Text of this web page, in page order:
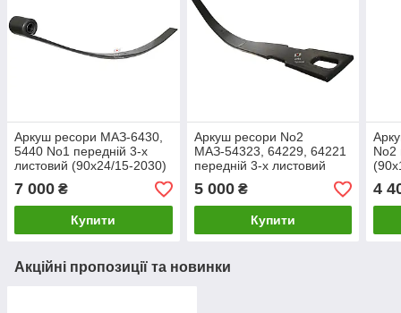
Аркуш ресори МАЗ-6430,
5440 No1 передній 3-х
листовий (90х24/15-2030)
(пр.о КАМАХ)
7 000 ₴
Купити
Аркуш ресори No2
МАЗ-54323, 64229, 64221
передній 3-х листовий
(90х23/11,9-2090) (пр-ово
КАМАХ)
5 000₴
Купити
No2
4
Акційні пропозиції та новинки